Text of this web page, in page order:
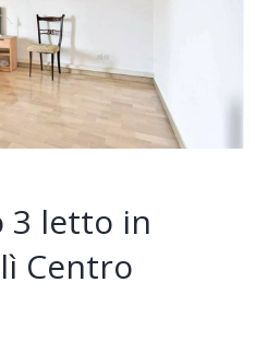
3 letto in
Centro